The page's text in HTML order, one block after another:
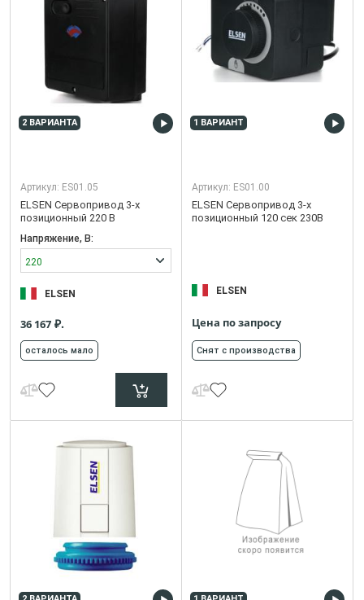
2 ВАРИАНТА
Артикул: ES01.05
ELSEN Сервопривод 3-х
позиционный 220 В
Напряжение, В:
220
ELSEN
36 167 ₽.
осталось мало
1 ВАРИАНТ
Артикул: ES01.00
ELSEN Сервопривод 3-х
позиционный 120 сек 230В
ELSEN
Цена по запросу
Снят с производства